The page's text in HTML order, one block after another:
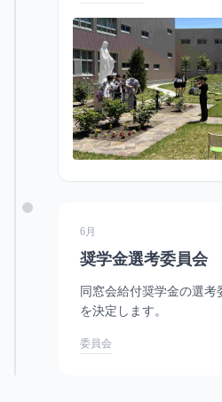
6月
奨学金選考委員会
同窓会給付奨学金の選
を決定します。
委員会